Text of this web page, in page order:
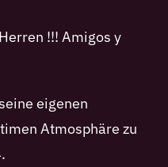
!!! Amigos y
eigenen
Atmosphäre zu